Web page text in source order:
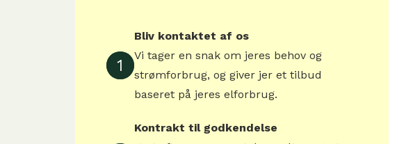
1
Bliv kontaktet af os
Vi tager en snak om jeres behov og
strømforbrug, og giver jer et tilbud
baseret på jeres elforbrug.
Kontrakt til godkendelse